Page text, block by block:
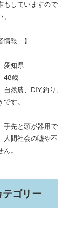
もしていますの
情報 】
愛知県
48歳
自然農、DIY,釣
です。
先と頭が器用で
人間社会の嘘や
。
テゴリー